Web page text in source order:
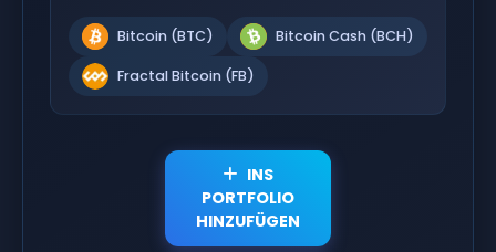
Bitcoin (BTC) Bitcoin Cash (BCH)
Fractal Bitcoin (FB)
INS
PORTFOLIO
HINZUFÜGEN